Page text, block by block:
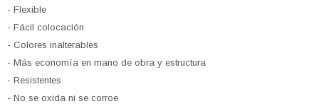
- Flexible
- Fácil colocación
- Colores inalterables
- Más economía en mano de obra y estructura
- Resistentes
- No se oxida ni se corroe